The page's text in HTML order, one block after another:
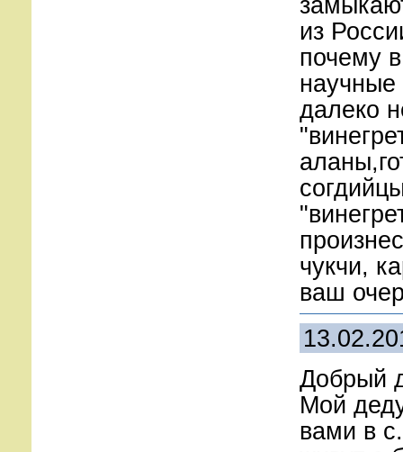
из
почему
далеко
чукчи,
ваш
Добрый
Мой
вами в